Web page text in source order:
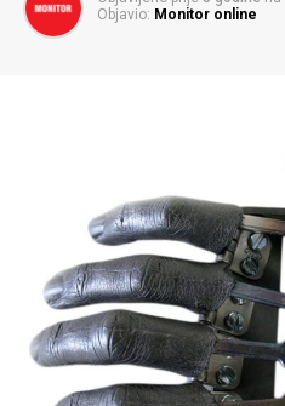
Objavio: Monitor online